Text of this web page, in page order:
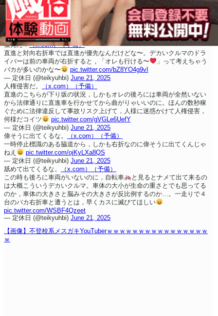
優先だ！（x.com）（予備）
直進と対向右折車では直進が優先なんだけどな〜。デカいクルマのドラ
イバーは前の車両が右折すると，「オレも行ける〜
」って考えちゃう
バカが多いのかな〜
pic.twitter.com/bZ8YO4g9vI
— 定休日 (@teikyuhbi) June 21, 2025
人権侵害だ。
（x.com）
（予備）
直進のこちらが下り坂の状況，しかもオレの後ろには車両が全然いない
から法律通りに直進車を行かせてから曲がりゃいいのに。ほんの数秒稼
ぐために法律違反して事故リスク上げて，人様に迷惑かけて人権侵害，
何様だコイツ
pic.twitter.com/gVGLe6UefY
— 定休日 (@teikyuhbi) June 21, 2025
偉そうに出てくるな。
（x.com）
（予備）
一時停止標識のある脇道から，しかも右折なのに偉そうに出てくんじゃ
ねえ
pic.twitter.com/ojKyLXa8QS
— 定休日 (@teikyuhbi) June 21, 2025
舐めて出てくるな。
（x.com）
（予備）
この時も後ろに車両がいないのに，自転車
と見るとナメて出て来るの
は大概こういうデカいクルマ。車体の大小が生命の重さとでも思ってる
のか，車体の大きさと脳みその大きさが反比例するのか…。一走りで４
台のバカ右折車と遭うとは，早くカスに滅びてほしい
pic.twitter.com/WSBF4Qzeet
— 定休日 (@teikyuhbi) June 21, 2025
【画像】不登校系メスガキYouTuberｗｗｗｗｗｗｗｗｗｗｗｗｗｗｗｗ
ｗ